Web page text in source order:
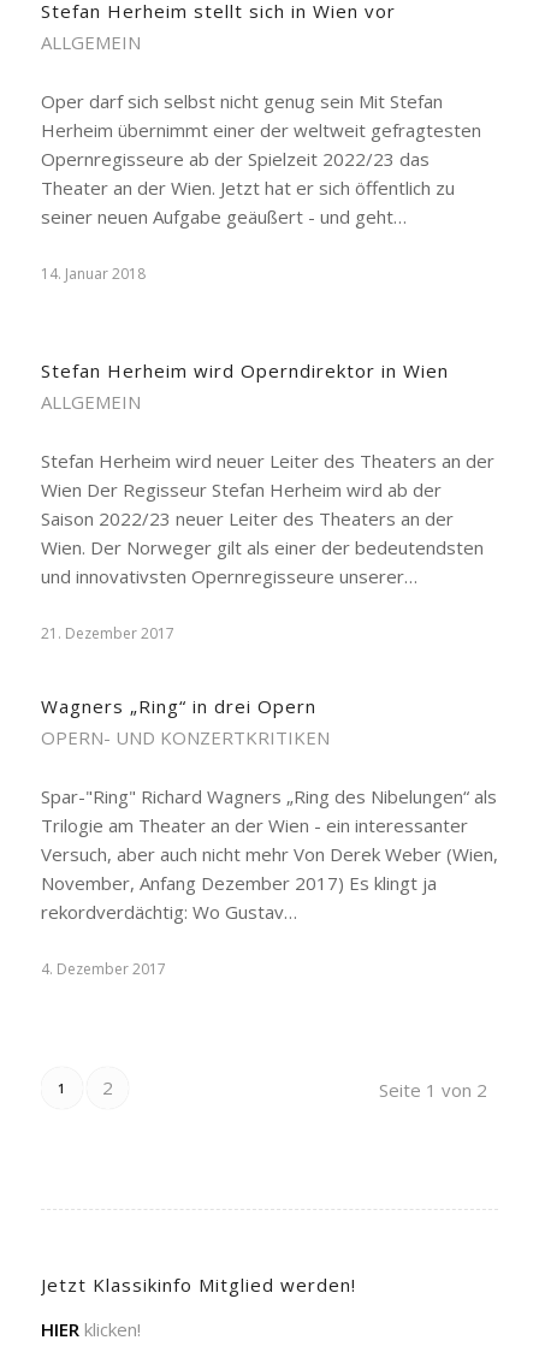
Stefan Herheim stellt sich in Wien vor
ALLGEMEIN
Oper darf sich selbst nicht genug sein Mit Stefan
Herheim übernimmt einer der weltweit gefragtesten
Opernregisseure ab der Spielzeit 2022/23 das
Theater an der Wien. Jetzt hat er sich öffentlich zu
seiner neuen Aufgabe geäußert - und geht…
14. Januar 2018
Stefan Herheim wird Operndirektor in Wien
ALLGEMEIN
Stefan Herheim wird neuer Leiter des Theaters an der
Wien Der Regisseur Stefan Herheim wird ab der
Saison 2022/23 neuer Leiter des Theaters an der
Wien. Der Norweger gilt als einer der bedeutendsten
und innovativsten Opernregisseure unserer…
21. Dezember 2017
Wagners „Ring“ in drei Opern
OPERN- UND KONZERTKRITIKEN
Spar-"Ring" Richard Wagners „Ring des Nibelungen“ als
Trilogie am Theater an der Wien - ein interessanter
Versuch, aber auch nicht mehr Von Derek Weber (Wien,
November, Anfang Dezember 2017) Es klingt ja
rekordverdächtig: Wo Gustav…
4. Dezember 2017
Seite 1 von 2
1 2
Jetzt Klassikinfo Mitglied werden!
HIER klicken!